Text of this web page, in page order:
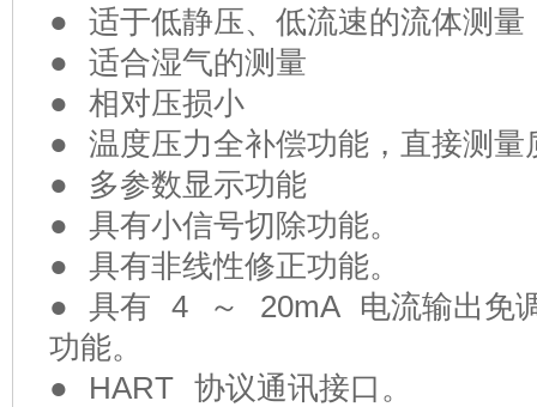
● 适于低静压、低流速的流体测量
● 适合湿气的测量
● 相对压损小
● 温度压力全补偿功能，直接测量
● 多参数显示功能
● 具有小信号切除功能。
● 具有非线性修正功能。
● 具有 4 ～ 20mA 电流输出免
功能。
● HART 协议通讯接口。